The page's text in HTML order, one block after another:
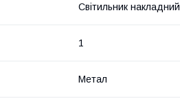
Світильник накладний
1
Метал